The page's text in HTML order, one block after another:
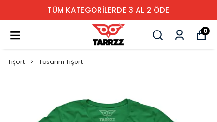
TÜM KATEGORİLERDE 3 AL 2 ÖDE
0
Tişört Tasarım Tişört